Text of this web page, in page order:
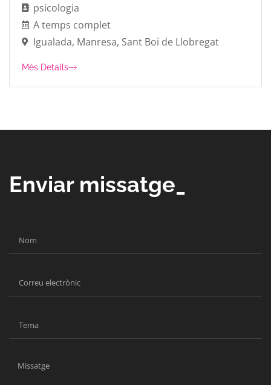
psicologia
A temps complet
Igualada, Manresa, Sant Boi de Llobregat
Més Detalls
Enviar missatge_